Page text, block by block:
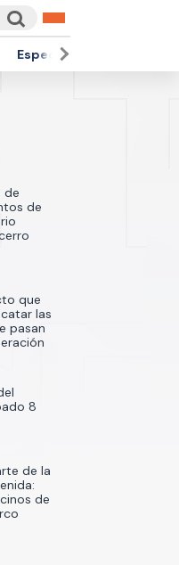
Espectáculos
de
de
que
las
pasan
8
de la
de